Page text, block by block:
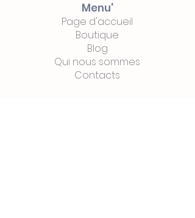
Menu'
Page d'accueil
Boutique
Blog
Qui nous sommes
Contacts